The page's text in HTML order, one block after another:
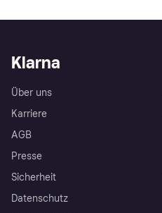
Klarna
Über uns
Karriere
AGB
Presse
Sicherheit
Datenschutz